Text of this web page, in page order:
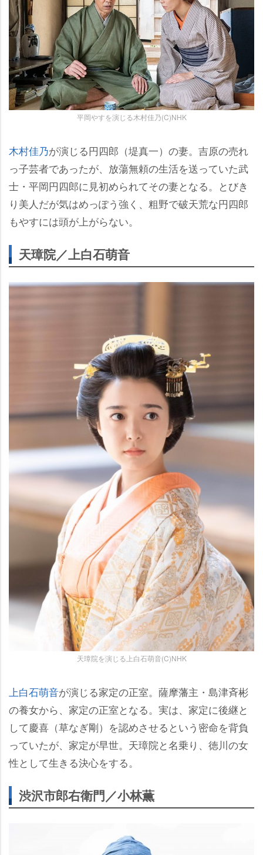
平岡やすを演じる木村佳乃(C)NHK
木村佳乃が演じる円四郎（堤真一）の妻。吉原の売れ
っ子芸者であったが、放蕩無頼の生活を送っていた武
士・平岡円四郎に見初められてその妻となる。とびき
り美人だが気はめっぽう強く、粗野で破天荒な円四郎
もやすには頭が上がらない。
天璋院／上白石萌音
天璋院を演じる上白石萌音(C)NHK
上白石萌音が演じる家定の正室。薩摩藩主・島津斉彬
の養女から、家定の正室となる。実は、家定に後継と
して慶喜（草なぎ剛）を認めさせるという密命を背負
っていたが、家定が早世。天璋院と名乗り、徳川の女
性として生きる決心をする。
渋沢市郎右衛門／小林薫